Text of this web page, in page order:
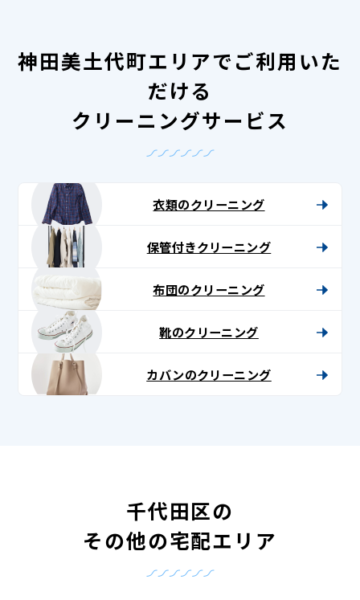
神田美土代町エリアでご利用いた
だける
クリーニングサービス
衣類のクリーニング
保管付きクリーニング
布団のクリーニング
靴のクリーニング
カバンのクリーニング
千代田区の
その他の宅配エリア